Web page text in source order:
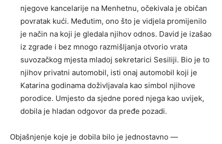
njegove kancelarije na Menhetnu, očekivala je običan
povratak kući. Međutim, ono što je vidjela promijenilo
je način na koji je gledala njihov odnos. David je izašao
iz zgrade i bez mnogo razmišljanja otvorio vrata
suvozačkog mjesta mladoj sekretarici Sesiliji. Bio je to
njihov privatni automobil, isti onaj automobil koji je
Katarina godinama doživljavala kao simbol njihove
porodice. Umjesto da sjedne pored njega kao uvijek,
dobila je hladan odgovor da pređe pozadi.
Objašnjenje koje je dobila bilo je jednostavno —